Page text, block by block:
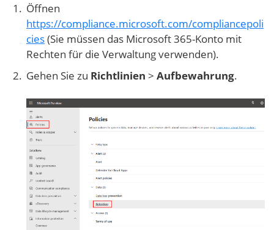
Öffnen
https://compliance.microsoft.com/compliancepoli
cies(Sie müssen das Microsoft 365-Konto mit
Rechten für die Verwaltung verwenden).
Gehen Sie zu Richtlinien > Aufbewahrung.